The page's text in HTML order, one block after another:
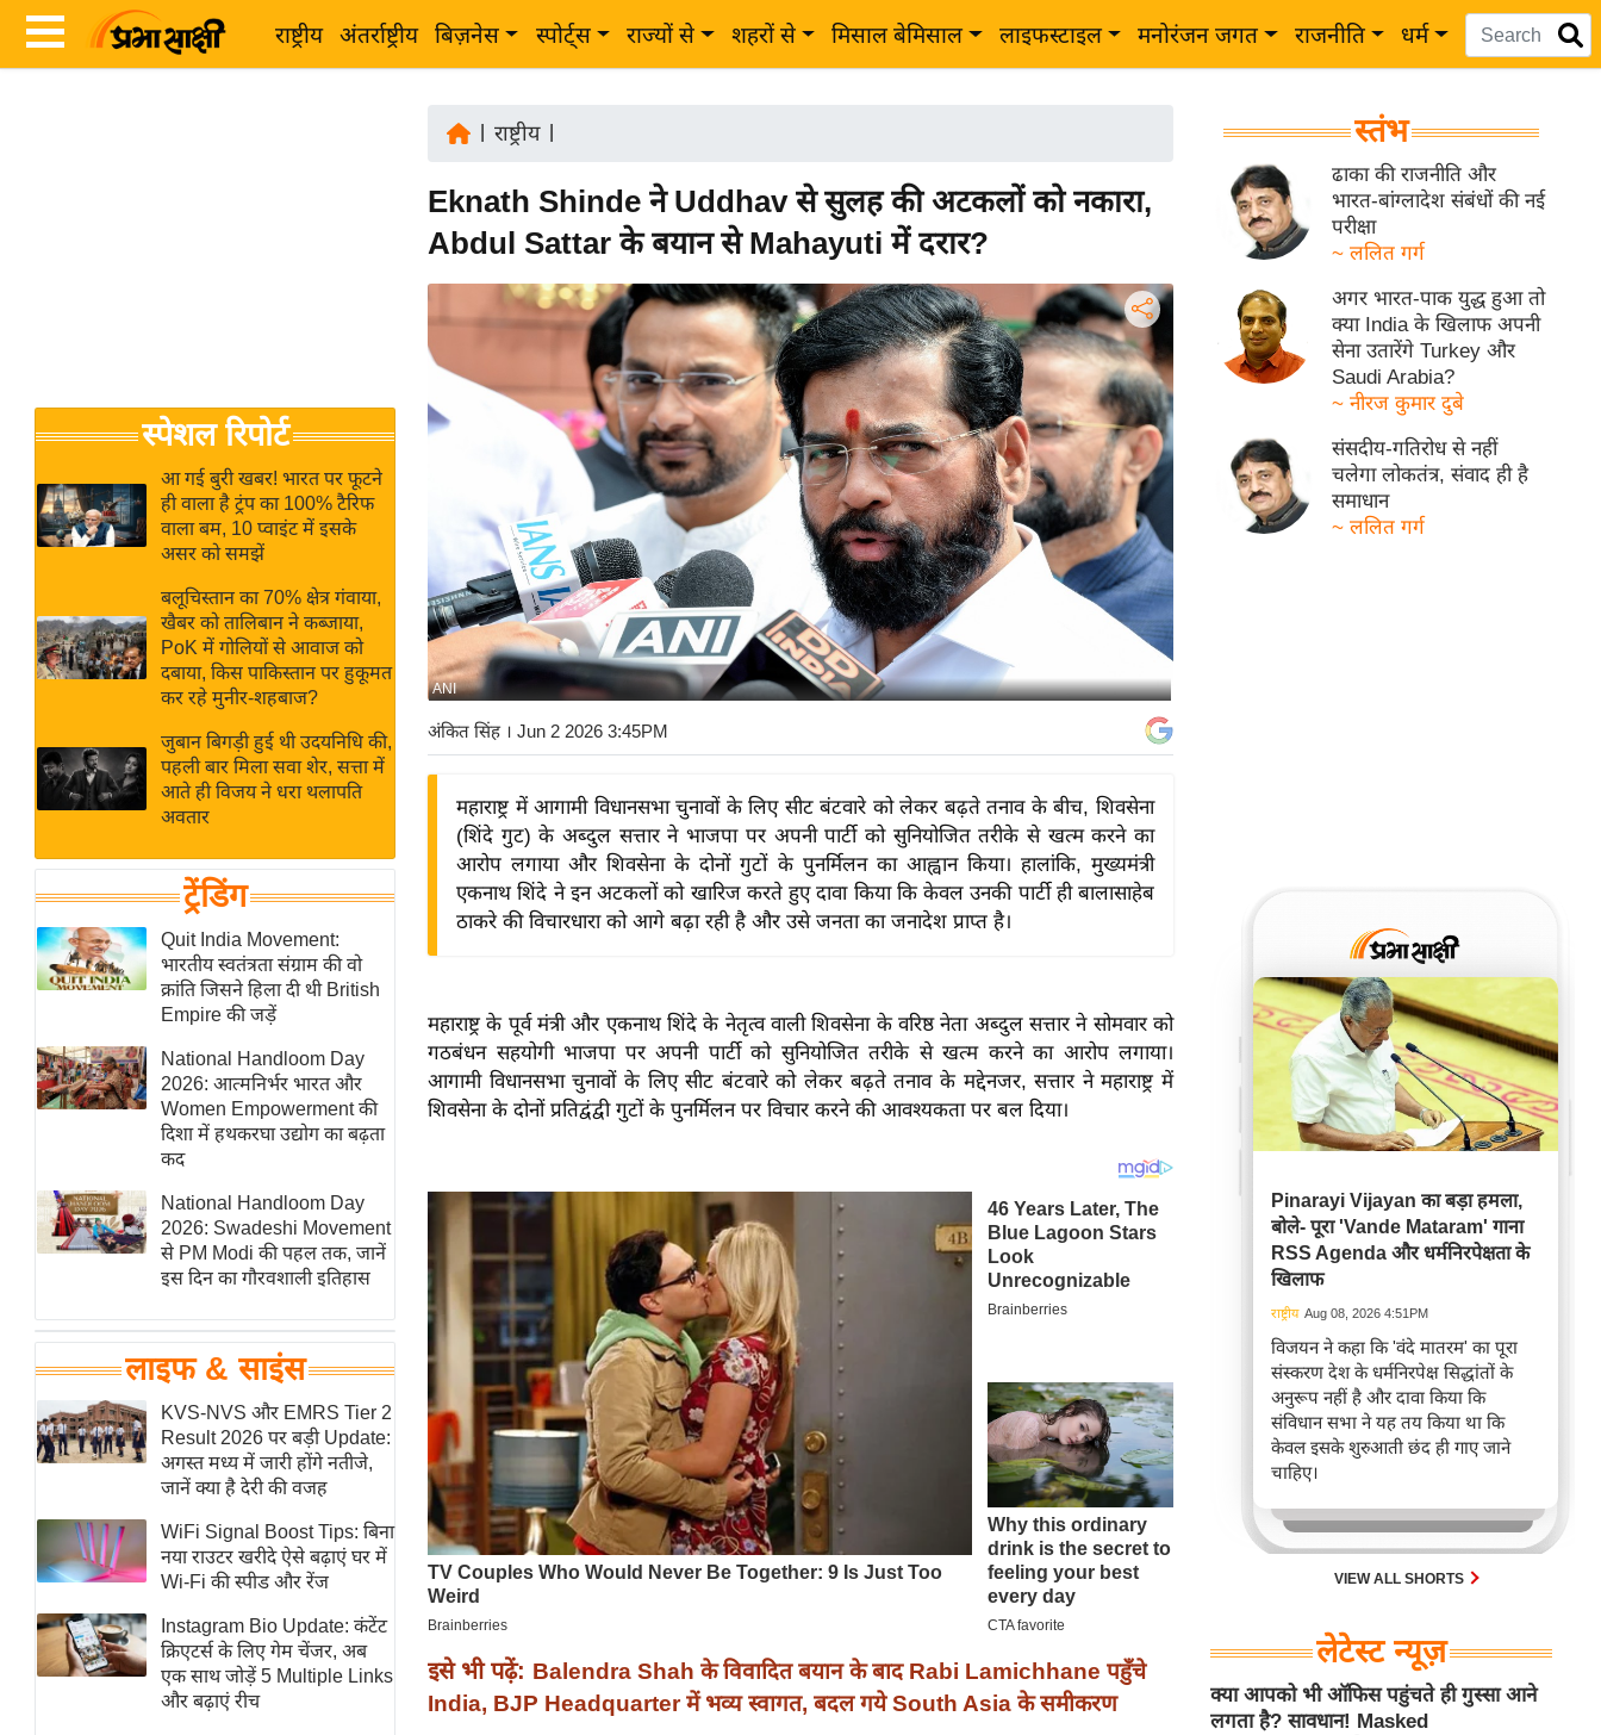
राष्ट्रीय अंतर्राष्ट्रीय बिज़नेस स्पोर्ट्स राज्यों से शहरों से मिसाल बेमिसाल लाइफस्टाइल मनोरंजन जगत राजनीति धर्म
Breaking
News in
Hindi
Hindi
Hindi
Videos
जगत
राय
बजट
क्रिकेट
IPL
2026
ई-पेपर
मिसाल बेमिसाल
शख्सियत
यंग इंडिया
साहित्य जगत
ऑटो वर्ल्ड
न्यूज ब्रीफ
मनोरंजन जगत
बॉलीवुड
हॉलीवुड
फिल्म समीक्षा
Breaking
News
लाइफस्टाइल
टेक्नॉलॉजी
घरेलू नुस्खे
पर्यटन स्थल
फिटनेस मंत्रा
रिलेशनशिप
राजनीति
विश्लेषण
समसामयिक
मातृभूमि
स्तंभ
एम.
स्पेशल रिपोर्ट
आ गई बुरी खबर! भारत पर फूटने
ही वाला है ट्रंप का 100% टैरिफ
वाला बम, 10 प्वाइंट में इसके
असर को समझें
बलूचिस्तान का 70% क्षेत्र गंवाया,
खैबर को तालिबान ने कब्जाया,
PoK में गोलियों से आवाज को
दबाया, किस पाकिस्तान पर हुकूमत
कर रहे मुनीर-शहबाज?
जुबान बिगड़ी हुई थी उदयनिधि की,
पहली बार मिला सवा शेर, सत्ता में
आते ही विजय ने धरा थलापति
अवतार
ट्रेंडिंग
Quit India Movement:
भारतीय स्वतंत्रता संग्राम की वो
क्रांति जिसने हिला दी थी British
Empire की जड़ें
National Handloom Day
2026: आत्मनिर्भर भारत और
Women Empowerment की
दिशा में हथकरघा उद्योग का बढ़ता
कद
National Handloom Day
2026: Swadeshi Movement
से PM Modi की पहल तक, जानें
इस दिन का गौरवशाली इतिहास
लाइफ & साइंस
KVS-NVS और EMRS Tier 2
Result 2026 पर बड़ी Update:
अगस्त मध्य में जारी होंगे नतीजे,
जानें क्या है देरी की वजह
WiFi Signal Boost Tips: बिना
नया राउटर खरीदे ऐसे बढ़ाएं घर में
Wi-Fi की स्पीड और रेंज
Instagram Bio Update: कंटेंट
क्रिएटर्स के लिए गेम चेंजर, अब
एक साथ जोड़ें 5 Multiple Links
और बढ़ाएं रीच
राष्ट्रीय|
Eknath Shinde ने Uddhav से सुलह की अटकलों को नकारा,
Abdul Sattar के बयान से Mahayuti में दरार?
ANI
अंकित सिंह। Jun 2 2026 3:45PM
महाराष्ट्र में आगामी विधानसभा चुनावों के लिए सीट बंटवारे को लेकर बढ़ते तनाव के बीच, शिवसेना
(शिंदे गुट) के अब्दुल सत्तार ने भाजपा पर अपनी पार्टी को सुनियोजित तरीके से खत्म करने का
आरोप लगाया और शिवसेना के दोनों गुटों के पुनर्मिलन का आह्वान किया। हालांकि, मुख्यमंत्री
एकनाथ शिंदे ने इन अटकलों को खारिज करते हुए दावा किया कि केवल उनकी पार्टी ही बालासाहेब
ठाकरे की विचारधारा को आगे बढ़ा रही है और उसे जनता का जनादेश प्राप्त है।
महाराष्ट्र के पूर्व मंत्री और एकनाथ शिंदे के नेतृत्व वाली शिवसेना के वरिष्ठ नेता अब्दुल सत्तार ने सोमवार को
गठबंधन सहयोगी भाजपा पर अपनी पार्टी को सुनियोजित तरीके से खत्म करने का आरोप लगाया।
आगामी विधानसभा चुनावों के लिए सीट बंटवारे को लेकर बढ़ते तनाव के मद्देनजर, सत्तार ने महाराष्ट्र में
शिवसेना के दोनों प्रतिद्वंद्वी गुटों के पुनर्मिलन पर विचार करने की आवश्यकता पर बल दिया।
इसे भी पढ़ें: Balendra Shah के विवादित बयान के बाद Rabi Lamichhane पहुँचे
India, BJP Headquarter में भव्य स्वागत, बदल गये South Asia के समीकरण
स्तंभ
ढाका की राजनीति और
भारत-बांग्लादेश संबंधों की नई
परीक्षा
~ ललित गर्ग
अगर भारत-पाक युद्ध हुआ तो
क्या India के खिलाफ अपनी
सेना उतारेंगे Turkey और
Saudi Arabia?
~ नीरज कुमार दुबे
संसदीय-गतिरोध से नहीं
चलेगा लोकतंत्र, संवाद ही है
समाधान
~ ललित गर्ग
Pinarayi Vijayan का बड़ा हमला,
बोले- पूरा 'Vande Mataram' गाना
RSS Agenda और धर्मनिरपेक्षता के
खिलाफ
राष्ट्रीय Aug 08, 2026 4:51PM
विजयन ने कहा कि 'वंदे मातरम' का पूरा
संस्करण देश के धर्मनिरपेक्ष सिद्धांतों के
अनुरूप नहीं है और दावा किया कि
संविधान सभा ने यह तय किया था कि
केवल इसके शुरुआती छंद ही गाए जाने
चाहिए।
VIEW ALL SHORTS
लेटेस्ट न्यूज़
क्या आपको भी ऑफिस पहुंचते ही गुस्सा आने
लगता है? सावधान! Masked